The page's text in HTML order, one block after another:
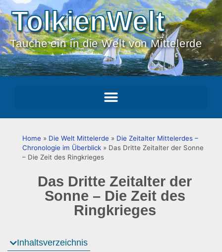
TolkienWelt
Tauche ein in die Welt von Mittelerde
Home » Die Welt Mittelerde » Die Zeitalter Mittelerdes –
Chronologie im Überblick » Das Dritte Zeitalter der Sonne
– Die Zeit des Ringkrieges
Das Dritte Zeitalter der
Sonne – Die Zeit des
Ringkrieges
Inhaltsverzeichnis